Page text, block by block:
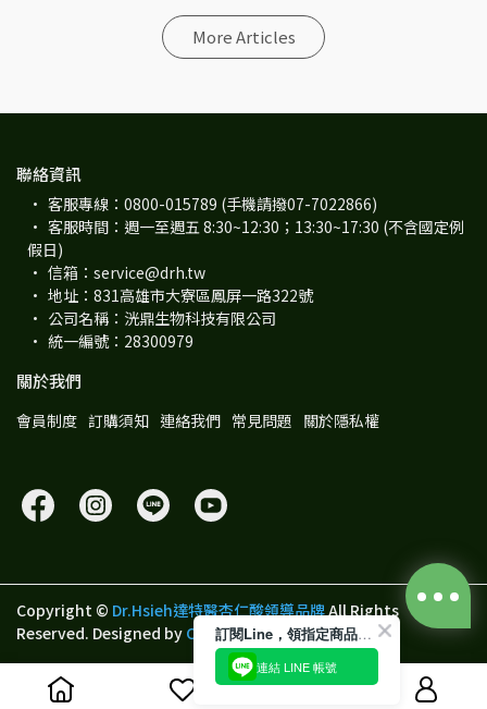
More Articles
聯絡資訊
客服專線：0800-015789 (手機請撥07-7022866)
客服時間：週一至週五 8:30~12:30；13:30~17:30 (不含國定例
假日)
信箱：service@drh.tw
地址：831高雄市大寮區鳳屏一路322號
公司名稱：洸鼎生物科技有限公司
統一編號：28300979
關於我們
會員制度 訂購須知 連絡我們 常見問題 關於隱私權
Copyright © Dr.Hsieh達特醫杏仁酸領導品牌All Rights
Reserved. Designed by CYBERBIZ. 訂閱Line，領指定商品100元折價券
連結 LINE 帳號